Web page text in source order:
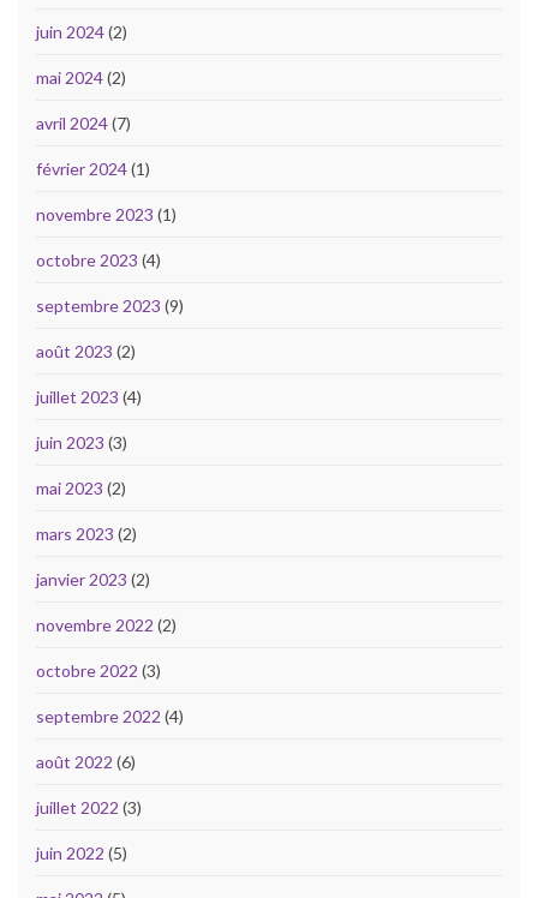
juin 2024(2)
mai 2024(2)
avril 2024(7)
février 2024(1)
novembre 2023 (1)
octobre 2023 (4)
septembre 2023 (9)
août 2023 (2)
juillet 2023 (4)
juin 2023 (3)
mai 2023 (2)
mars 2023 (2)
janvier 2023 (2)
novembre 2022 (2)
octobre 2022 (3)
septembre 2022 (4)
août 2022 (6)
juillet 2022 (3)
juin 2022 (5)